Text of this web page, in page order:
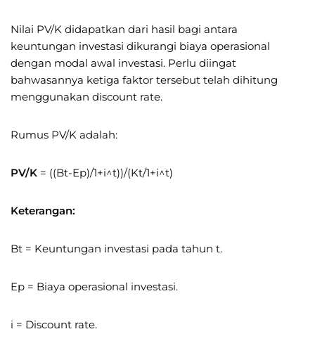
Nilai PV/K didapatkan dari hasil bagi antara
keuntungan investasi dikurangi biaya operasional
dengan modal awal investasi. Perlu diingat
bahwasannya ketiga faktor tersebut telah dihitung
menggunakan discount rate.
Rumus PV/K adalah:
PV/K = ((Bt-Ep)/1+i^t))/(Kt/1+i^t)
Keterangan:
Bt = Keuntungan investasi pada tahun t.
Ep = Biaya operasional investasi.
i = Discount rate.